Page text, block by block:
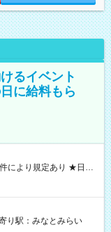
るイベント
に給料もら
金GET♪ お仕事後はコ
期間】試
り駅：みなとみらい